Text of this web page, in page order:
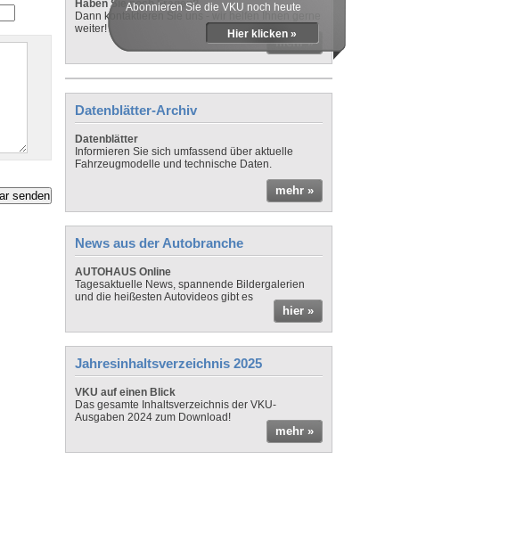
Haben Sie noch Fragen?
Dann kontaktieren Sie uns - wir helfen Ihnen gerne
weiter!
mehr »
Abonnieren Sie die VKU noch heute
Hier klicken »
Datenblätter-Archiv
Datenblätter
Informieren Sie sich umfassend über aktuelle
Fahrzeugmodelle und technische Daten.
mehr »
News aus der Autobranche
AUTOHAUS Online
Tagesaktuelle News, spannende Bildergalerien
und die heißesten Autovideos gibt es
hier »
Jahresinhaltsverzeichnis 2025
VKU auf einen Blick
Das gesamte Inhaltsverzeichnis der VKU-
Ausgaben 2024 zum Download!
mehr »